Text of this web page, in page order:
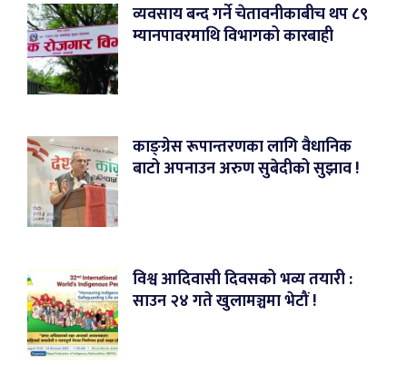
व्यवसाय बन्द गर्ने चेतावनीकाबीच थप ८९
म्यानपावरमाथि विभागको कारबाही
काङ्ग्रेस रूपान्तरणका लागि वैधानिक
बाटो अपनाउन अरुण सुबेदीको सुझाव !
विश्व आदिवासी दिवसको भव्य तयारी :
साउन २४ गते खुलामञ्चमा भेटौं !